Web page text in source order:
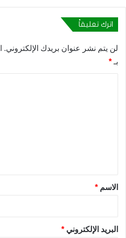
اترك تعليقاً
لن يتم نشر عنوان بريدك الإلكتروني.
بـ *
*الاسم *
البريد الإلكتروني *